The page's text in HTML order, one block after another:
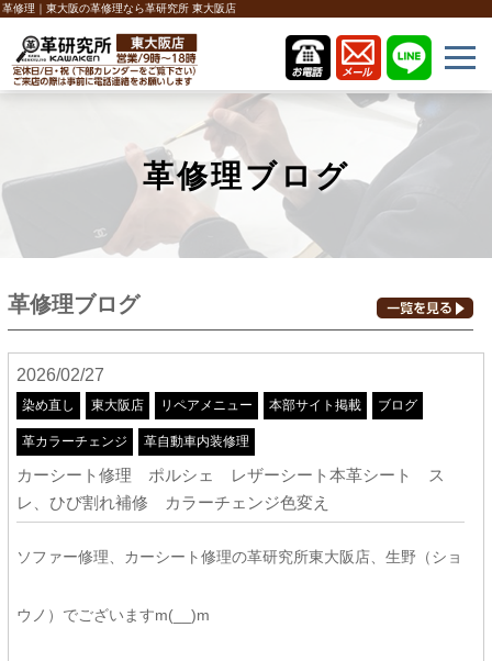
革修理｜東大阪の革修理なら革研究所 東大阪店
革修理ブログ
革修理ブログ
2026/02/27
染め直し 東大阪店 リペアメニュー 本部サイト掲載 ブログ
革カラーチェンジ 革自動車内装修理
カーシート修理 ポルシェ レザーシート本革シート ス
レ、ひび割れ補修 カラーチェンジ色変え
ソファー修理、カーシート修理の革研究所東大阪店、生野（ショ
ウノ）でございますm(__)m